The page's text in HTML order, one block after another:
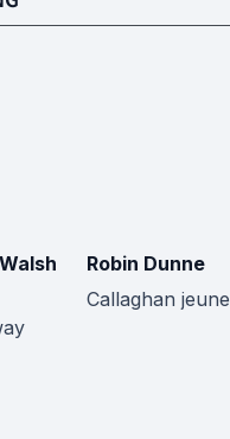
Robin Dunne
Callaghan jeune